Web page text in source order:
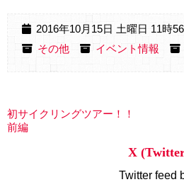
2016年10月15日 土曜日 11時
その他
イベント情報
初サイクリングツアー！！
前編
X
Twitter feed